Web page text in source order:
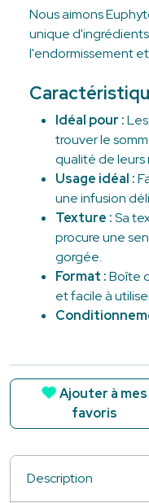
Nous aimons
unique
l'endormissement
Idéal pour :
trouver le
qualité de leurs
Usage idéal :
une infusion
Texture :Sa
procure une
gorgée.
Format :Boîte
et facile à
Ajouter à mes
favoris
Description